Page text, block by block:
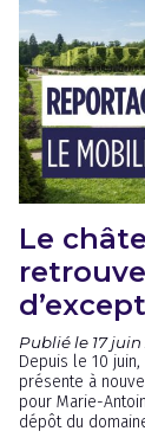
Le
Publié le 17 juin
Depuis le 10
présente à
pour Marie-
dépôt du